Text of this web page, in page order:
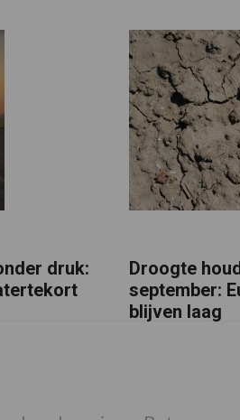
druk:
Droogte
september:
blijven laag